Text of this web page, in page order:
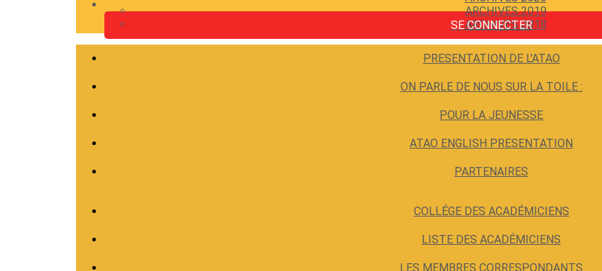
ARCHIVES 2019
ARCHIVES 2018
SE CONNECTER
PRESENTATION DE L'ATAO
ON PARLE DE NOUS SUR LA TOILE :
POUR LA JEUNESSE
ATAO ENGLISH PRESENTATION
PARTENAIRES
COLLÉGE DES ACADÉMICIENS
LISTE DES ACADÉMICIENS
LES MEMBRES CORRESPONDANTS